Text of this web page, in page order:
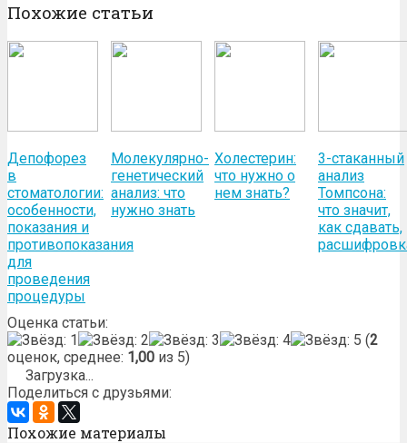
Похожие статьи
Депофорез
в
стоматологии:
особенности,
показания и
противопоказания
для
проведения
процедуры
Молекулярно-
генетический
анализ: что
нужно знать
Холестерин:
что нужно о
нем знать?
3-стаканный
анализ
Томпсона:
что значит,
как сдавать,
Оценка статьи:
(2
оценок, среднее: 1,00 из 5)
Загрузка...
Поделиться с друзьями:
Похожие материалы